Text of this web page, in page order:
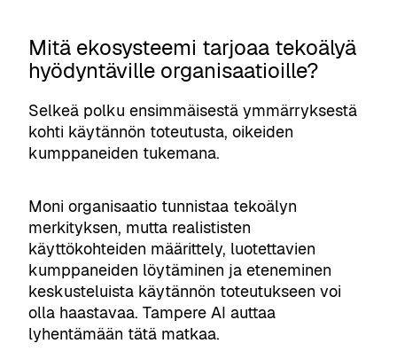
Mitä ekosysteemi tarjoaa tekoälyä
hyödyntäville organisaatioille?
Selkeä polku ensimmäisestä ymmärryksestä
kohti käytännön toteutusta, oikeiden
kumppaneiden tukemana.
Moni organisaatio tunnistaa tekoälyn
merkityksen, mutta realististen
käyttökohteiden määrittely, luotettavien
kumppaneiden löytäminen ja eteneminen
keskusteluista käytännön toteutukseen voi
olla haastavaa. Tampere AI auttaa
lyhentämään tätä matkaa.